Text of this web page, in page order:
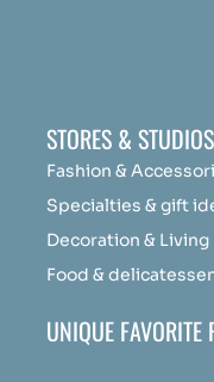
STORES & STUDIOS
Fashion &
Specialties & gift
Decoration & Living
Food &
UNIQUE FAVORITE